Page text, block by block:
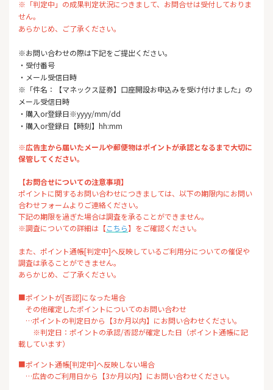
※「判定中」の成果判定状況につきまして、お問合せは受付しておりま
せん。
あらかじめ、ご了承ください。
※お問い合わせの際は下記をご提出ください。
・受付番号
・メール受信日時
※「件名：【マネックス証券】口座開設お申込みを受け付けました」の
メール受信日時
・購入or登録日※yyyy/mm/dd
・購入or登録日【時刻】hh:mm
※広告主から届いたメールや郵便物はポイントが承認となるまで大切に
保管してください。
【お問合せについての注意事項】
ポイントに関するお問い合わせにつきましては、以下の期限内にお問い
合わせフォームよりご連絡ください。
下記の期限を過ぎた場合は調査を承ることができません。
※調査についての詳細は【こちら】をご確認ください。
また、ポイント通帳[判定中]へ反映しているご利用分についての催促や
調査は承ることができません。
あらかじめ、ご了承ください。
■ポイントが[否認]になった場合
その他確定したポイントについてのお問い合わせ
…ポイントの判定日から【3か月以内】にお問い合わせください。
※判定日：ポイントの承認/否認が確定した日（ポイント通帳に記
載しています）
■ポイント通帳[判定中]へ反映しない場合
…広告のご利用日から【3か月以内】にお問い合わせください。